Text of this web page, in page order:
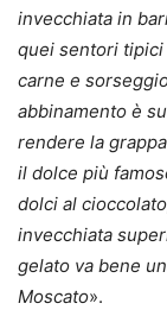
invecchiata in
quei sentori tipici
carne e
abbinamento è
rendere la
il dolce più
dolci al
invecchiata
gelato va bene
Moscato».